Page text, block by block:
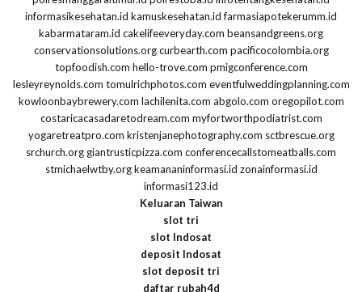
informasikesehatan.id kamuskesehatan.id farmasiapotekerumm.id
kabarmataram.id cakelifeeveryday.com beansandgreens.org
conservationsolutions.org curbearth.com pacificocolombia.org
topfoodish.com hello-trove.com pmigconference.com
lesleyreynolds.com tomulrichphotos.com eventfulweddingplanning.com
kowloonbaybrewery.com lachilenita.com abgolo.com oregopilot.com
costaricacasadaretodream.com myfortworthpodiatrist.com
yogaretreatpro.com kristenjanephotography.com sctbrescue.org
srchurch.org giantrusticpizza.com conferencecallstomeatballs.com
stmichaelwtby.org keamananinformasi.id zonainformasi.id
informasi123.id
Keluaran Taiwan
slot tri
slot Indosat
deposit Indosat
slot deposit tri
daftar rubah4d